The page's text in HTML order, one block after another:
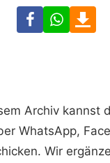
Facebook
Archiv kannst
WhatsApp,
Wir